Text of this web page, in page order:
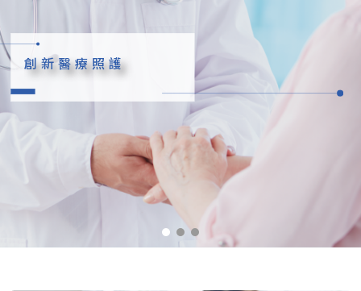
妥善產品佈局
創新醫療照護
永續發展理念
妥善產品佈局
創新醫療照護